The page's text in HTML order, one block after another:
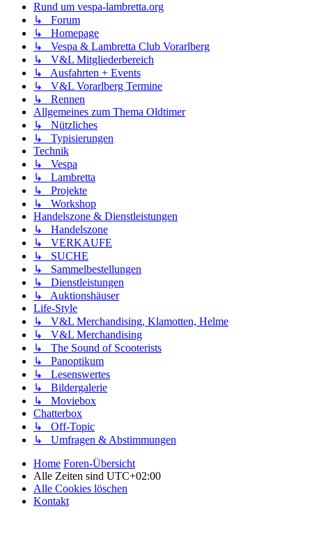
Rund um vespa-lambretta.org
↳ Forum
↳ Homepage
↳ Vespa & Lambretta Club Vorarlberg
↳ V&L Mitgliederbereich
↳ Ausfahrten + Events
↳ V&L Vorarlberg Termine
↳ Rennen
Allgemeines zum Thema Oldtimer
↳ Nützliches
↳ Typisierungen
Technik
↳ Vespa
↳ Lambretta
↳ Projekte
↳ Workshop
Handelszone & Dienstleistungen
↳ Handelszone
↳ VERKAUFE
↳ SUCHE
↳ Sammelbestellungen
↳ Dienstleistungen
↳ Auktionshäuser
Life-Style
↳ V&L Merchandising, Klamotten, Helme
↳ V&L Merchandising
↳ The Sound of Scooterists
↳ Panoptikum
↳ Lesenswertes
↳ Bildergalerie
↳ Moviebox
Chatterbox
↳ Off-Topic
↳ Umfragen & Abstimmungen
Home Foren-Übersicht
Alle Zeiten sind UTC+02:00
Alle Cookies löschen
Kontakt